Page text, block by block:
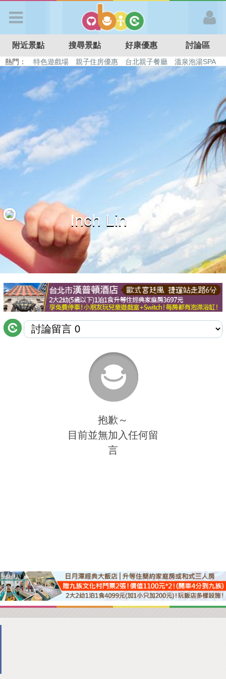
APP登入
首 頁
搜尋景點
好康優惠
最新留言
商家合作
推薦景點
討論區
聯絡我們
附近景點 搜尋景點 好康優惠 討論區
熱門： 特色遊戲場 親子住房優惠 台北親子餐廳
溫泉泡湯SPA
溜滑梯民宿
觀光工廠 日本親子景點
Inch Lin
抱歉～
目前並無加入任何留
言